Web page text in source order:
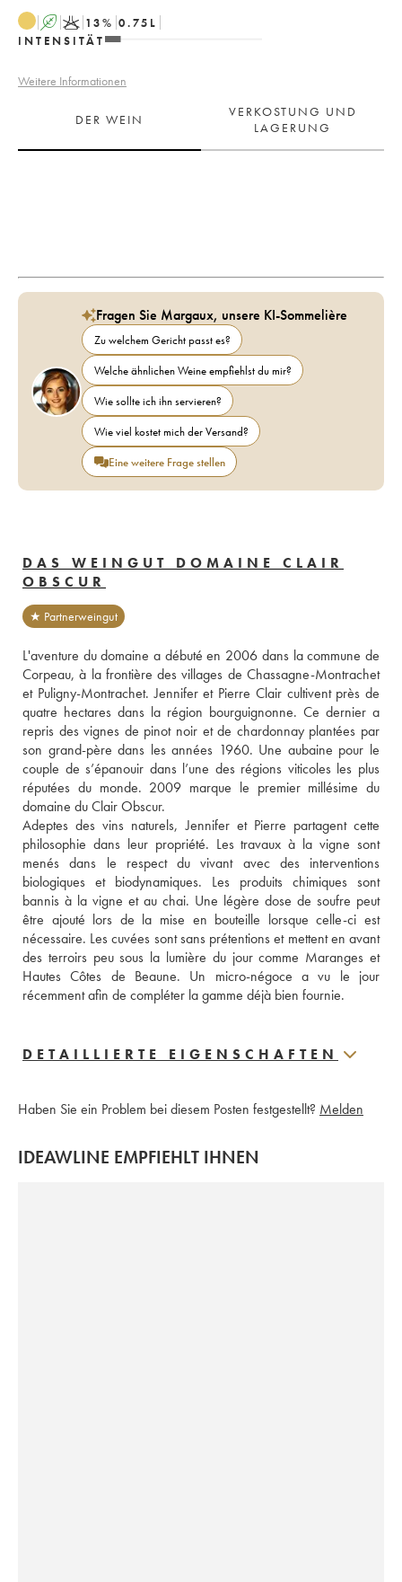
A K 13% 0.75 L
INTENSITÄT
Weitere Informationen
DER WEIN
VERKOSTUNG UND
LAGERUNG
Fragen Sie Margaux, unsere KI-Sommelière
Zu welchem Gericht passt es?
Welche ähnlichen Weine empfiehlst du mir?
Wie sollte ich ihn servieren?
Wie viel kostet mich der Versand?
Eine weitere Frage stellen
DAS WEINGUT DOMAINE CLAIR
OBSCUR
★ Partnerweingut
L'aventure du domaine a débuté en 2006 dans la commune de
Corpeau, à la frontière des villages de Chassagne-Montrachet
et Puligny-Montrachet. Jennifer et Pierre Clair cultivent près de
quatre hectares dans la région bourguignonne. Ce dernier a
repris des vignes de pinot noir et de chardonnay plantées par
son grand-père dans les années 1960. Une aubaine pour le
couple de s’épanouir dans l’une des régions viticoles les plus
réputées du monde. 2009 marque le premier millésime du
domaine du Clair Obscur.
Adeptes des vins naturels, Jennifer et Pierre partagent cette
philosophie dans leur propriété. Les travaux à la vigne sont
menés dans le respect du vivant avec des interventions
biologiques et biodynamiques. Les produits chimiques sont
bannis à la vigne et au chai. Une légère dose de soufre peut
être ajouté lors de la mise en bouteille lorsque celle-ci est
nécessaire. Les cuvées sont sans prétentions et mettent en avant
des terroirs peu sous la lumière du jour comme Maranges et
Hautes Côtes de Beaune. Un micro-négoce a vu le jour
récemment afin de compléter la gamme déjà bien fournie.
DETAILLIERTE EIGENSCHAFTEN
Haben Sie ein Problem bei diesem Posten festgestellt? Melden
IDEAWLINE EMPFIEHLT IHNEN